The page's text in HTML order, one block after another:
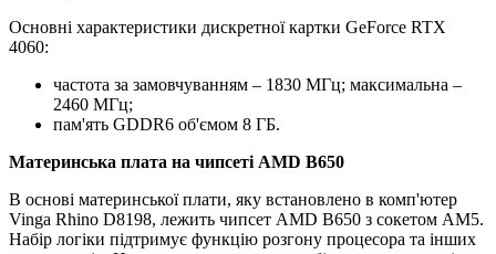
Основні характеристики дискретної картки GeForce RTX
4060:
частота за замовчуванням – 1830 МГц; максимальна –
2460 МГц;
пам'ять GDDR6 об'ємом 8 ГБ.
Материнська плата на чипсеті AMD B650
В основі материнської плати, яку встановлено в комп'ютер
Vinga Rhino D8198, лежить чипсет AMD B650 з сокетом AM5.
Набір логіки підтримує функцію розгону процесора та інших